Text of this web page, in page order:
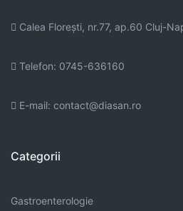
Calea Floreşti, nr.77, ap.60 Cluj-
Telefon: 0745-636160
E-mail: contact@diasan.ro
Categorii
Gastroenterologie